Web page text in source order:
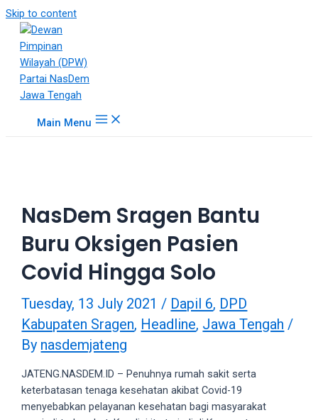
18Tube.tv
free
hosting
service
your
verified
user
porn
videos
website
several
Skip to content
Main Menu
NasDem Sragen Bantu
Buru Oksigen Pasien
Covid Hingga Solo
Tuesday, 13 July 2021/ Dapil 6, DPD
Kabupaten Sragen, Headline, Jawa Tengah /
By nasdemjateng
JATENG.NASDEM.ID – Penuhnya rumah sakit serta
keterbatasan tenaga kesehatan akibat Covid-19
menyebabkan pelayanan kesehatan bagi masyarakat